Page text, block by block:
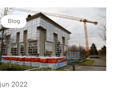
Blog
2022